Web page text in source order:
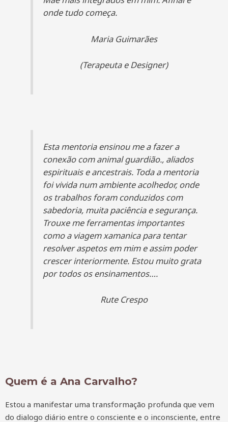
onde tudo começa.
Maria Guimarães
(Terapeuta e Designer)
Esta mentoria ensinou me a fazer a
conexão com animal guardião., aliados
espirituais e ancestrais. Toda a mentoria
foi vivida num ambiente acolhedor, onde
os trabalhos foram conduzidos com
sabedoria, muita paciência e segurança.
Trouxe me ferramentas importantes
como a viagem xamanica para tentar
resolver aspetos em mim e assim poder
crescer interiormente. Estou muito grata
por todos os ensinamentos….
Rute Crespo
Quem é a Ana Carvalho?
Estou a manifestar uma transformação profunda que vem
do dialogo diário entre o consciente e o inconsciente, entre